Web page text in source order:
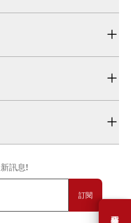
需要幫助嗎？
訊息!
訂閱